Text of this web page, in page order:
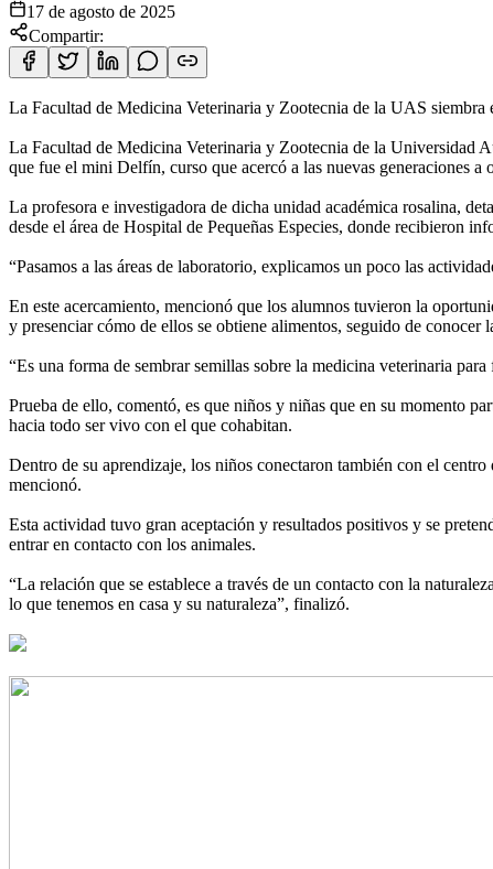
17 de agosto de 2025
Compartir:
La Facultad de Medicina Veterinaria y Zootecnia de la UAS siembra
La Facultad de Medicina Veterinaria y Zootecnia de la Universidad
que fue el mini Delfín, curso que acercó a las nuevas generaciones
La profesora e investigadora de dicha unidad académica rosalina,
desde el área de Hospital de Pequeñas Especies, donde recibieron
“Pasamos a las áreas de laboratorio, explicamos un poco las
En este acercamiento, mencionó que los alumnos tuvieron la
y presenciar cómo de ellos se obtiene alimentos, seguido de
“Es una forma de sembrar semillas sobre la medicina veterinaria
Prueba de ello, comentó, es que niños y niñas que en su momento
hacia todo ser vivo con el que cohabitan.
Dentro de su aprendizaje, los niños conectaron también con el
mencionó.
Esta actividad tuvo gran aceptación y resultados positivos y se
entrar en contacto con los animales.
“La relación que se establece a través de un contacto con la
lo que tenemos en casa y su naturaleza”, finalizó.